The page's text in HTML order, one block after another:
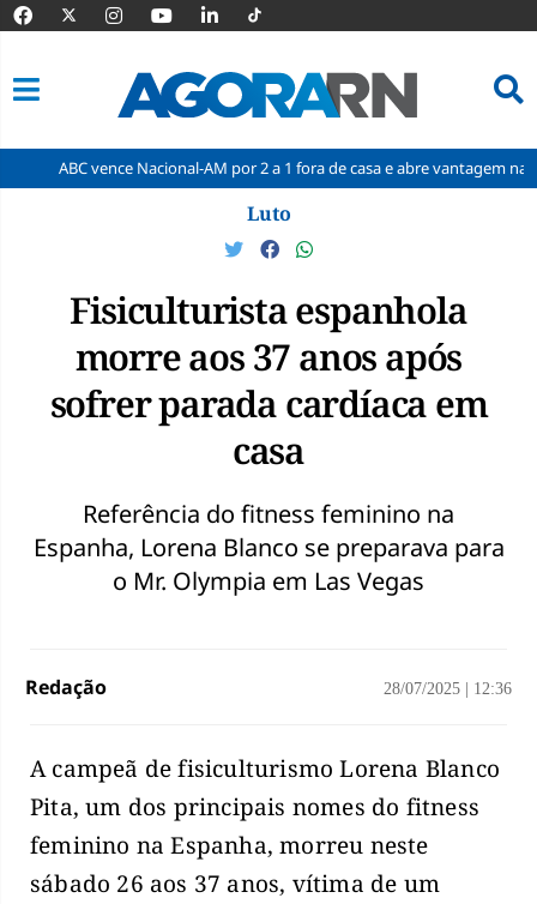
vence Nacional-AM por 2 a 1 fora de casa e abre vantagem nas quartas
Luto
Fisiculturista espanhola
morre aos 37 anos após
sofrer parada cardíaca em
casa
Referência do fitness feminino na
Espanha, Lorena Blanco se preparava para
o Mr. Olympia em Las Vegas
Redação 28/07/2025 12:36
A campeã de fisiculturismo Lorena Blanco
Pita, um dos principais nomes do fitness
feminino na Espanha, morreu neste
sábado 26 aos 37 anos, vítima de um